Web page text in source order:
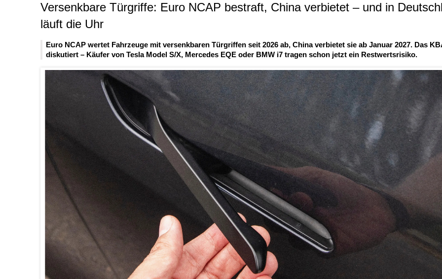
Versenkbare Türgriffe: Euro NCAP bestraft, China verbietet – und in
läuft die Uhr
Euro NCAP wertet Fahrzeuge mit versenkbaren Türgriffen seit 2026 ab, China verbietet sie ab Januar 2027. Das
diskutiert – Käufer von Tesla Model S/X, Mercedes EQE oder BMW i7 tragen schon jetzt ein Restwertsrisiko.